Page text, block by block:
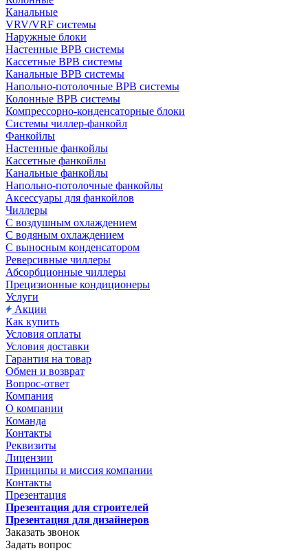
Канальные
VRV/VRF системы
Наружные блоки
Настенные ВРВ системы
Кассетные ВРВ системы
Канальные ВРВ системы
Напольно-потолочные ВРВ системы
Колонные ВРВ системы
Компрессорно-конденсаторные блоки
Системы чиллер-фанкойл
Фанкойлы
Настенные фанкойлы
Кассетные фанкойлы
Канальные фанкойлы
Напольно-потолочные фанкойлы
Аксессуары для фанкойлов
Чиллеры
С воздушным охлаждением
С водяным охлаждением
С выносным конденсатором
Реверсивные чиллеры
Абсорбционные чиллеры
Прецизионные кондиционеры
Услуги
Акции
Как купить
Условия оплаты
Условия доставки
Гарантия на товар
Обмен и возврат
Вопрос-ответ
Компания
О компании
Команда
Контакты
Реквизиты
Лицензии
Принципы и миссия компании
Контакты
Презентация
Презентация для строителей
Презентация для дизайнеров
Заказать звонок
Задать вопрос